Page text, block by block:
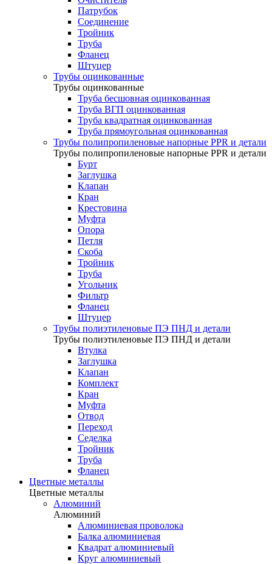
Патрубок
Соединение
Тройник
Труба
Фланец
Штуцер
Трубы оцинкованные
Трубы оцинкованные
Труба бесшовная оцинкованная
Труба ВГП оцинкованная
Труба квадратная оцинкованная
Труба прямоугольная оцинкованная
Трубы полипропиленовые напорные PPR и детали
Трубы полипропиленовые напорные PPR и детали
Бурт
Заглушка
Клапан
Кран
Крестовина
Муфта
Опора
Петля
Скоба
Тройник
Труба
Угольник
Фильтр
Фланец
Штуцер
Трубы полиэтиленовые ПЭ ПНД и детали
Трубы полиэтиленовые ПЭ ПНД и детали
Втулка
Заглушка
Клапан
Комплект
Кран
Муфта
Отвод
Переход
Седелка
Тройник
Труба
Фланец
Цветные металлы
Цветные металлы
Алюминий
Алюминий
Алюминиевая проволока
Балка алюминиевая
Квадрат алюминиевый
Круг алюминиевый